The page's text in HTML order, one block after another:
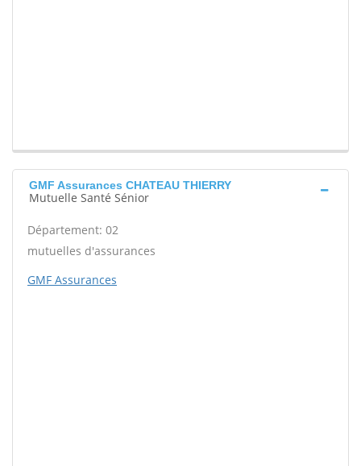
GMF Assurances CHATEAU THIERRY
Mutuelle Santé Sénior
Département: 02
mutuelles d'assurances
GMF Assurances